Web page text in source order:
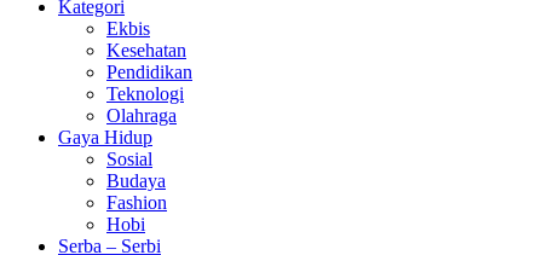
Kategori
Ekbis
Kesehatan
Pendidikan
Teknologi
Olahraga
Gaya Hidup
Sosial
Budaya
Fashion
Hobi
Serba – Serbi